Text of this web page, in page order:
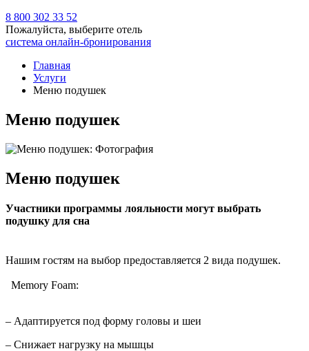
8 800 302 33 52
Пожалуйста, выберите отель
система онлайн-бронирования
Главная
Услуги
Меню подушек
Меню подушек
Меню подушек
Участники программы лояльности могут выбрать
подушку для сна
Нашим гостям на выбор предоставляется 2 вида подушек.
Memory Foam:
– Адаптируется под форму головы и шеи
– Снижает нагрузку на мышцы